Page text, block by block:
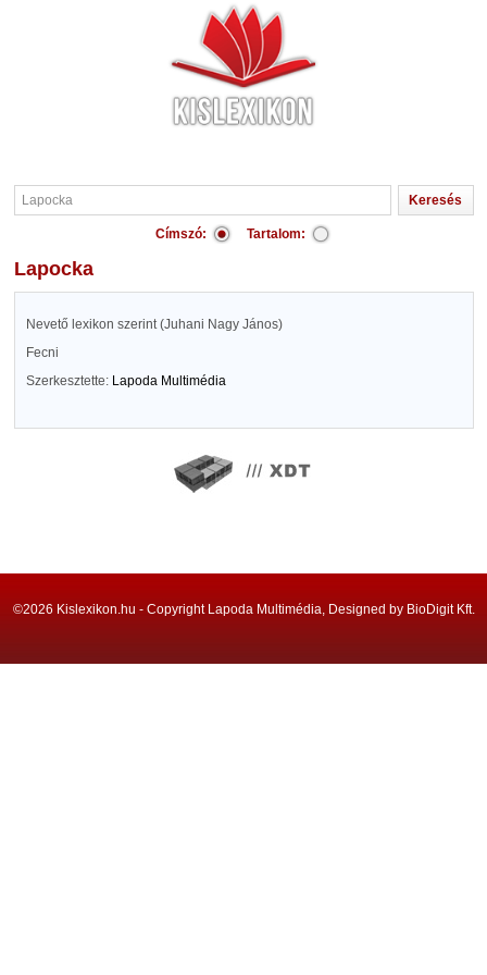
Címszó: Tartalom:
Lapocka
Nevető lexikon szerint (Juhani Nagy János)
Fecni
Szerkesztette: Lapoda Multimédia
©2026 Kislexikon.hu - Copyright Lapoda Multimédia, Designed by BioDigit Kft.